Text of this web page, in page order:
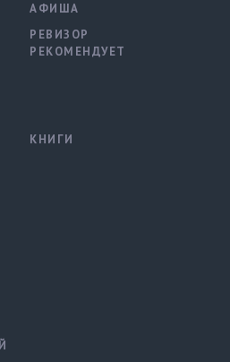
АФИША
РЕВИЗОР
РЕКОМЕНДУЕТ
КНИГИ